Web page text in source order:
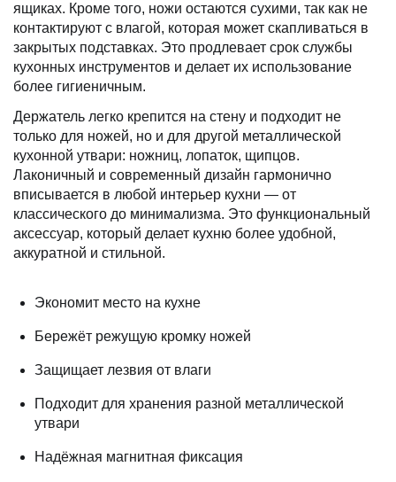
ящиках. Кроме того, ножи остаются сухими, так как не
контактируют с влагой, которая может скапливаться в
закрытых подставках. Это продлевает срок службы
кухонных инструментов и делает их использование
более гигиеничным.
Держатель легко крепится на стену и подходит не
только для ножей, но и для другой металлической
кухонной утвари: ножниц, лопаток, щипцов.
Лаконичный и современный дизайн гармонично
вписывается в любой интерьер кухни — от
классического до минимализма. Это функциональный
аксессуар, который делает кухню более удобной,
аккуратной и стильной.
Экономит место на кухне
Бережёт режущую кромку ножей
Защищает лезвия от влаги
Подходит для хранения разной металлической
утвари
Надёжная магнитная фиксация